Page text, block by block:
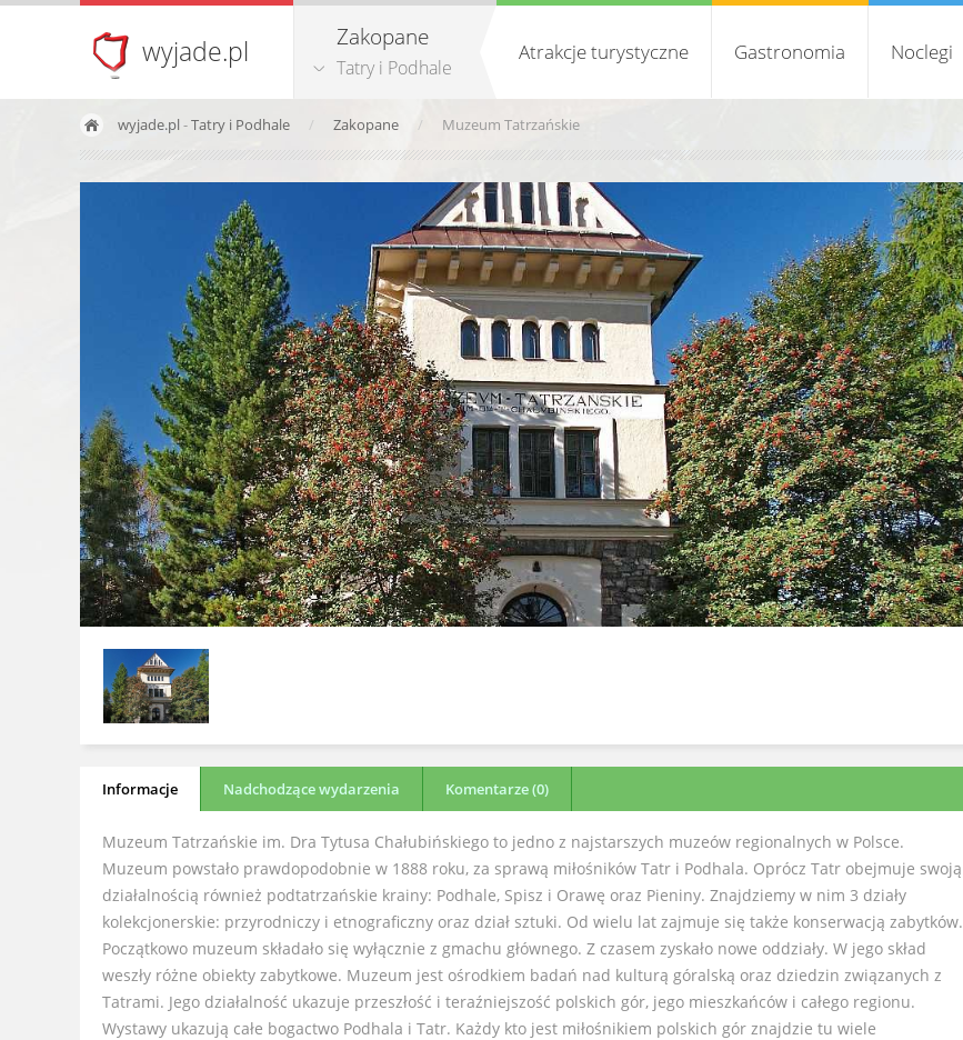
wyjade.pl Zakopane
Tatry i Podhale
Atrakcje turystyczne Gastronomia Noclegi
wyjade.pl-Tatry i Podhale Zakopane Muzeum Tatrzańskie
Informacje Nadchodzące wydarzenia Komentarze (0)
Muzeum Tatrzańskie im. Dra Tytusa Chałubińskiego to jedno z najstarszych muzeów regionalnych w Polsce.
Muzeum powstało prawdopodobnie w 1888 roku, za sprawą miłośników Tatr i Podhala. Oprócz Tatr obejmuje swoją
działalnością również podtatrzańskie krainy: Podhale, Spisz i Orawę oraz Pieniny. Znajdziemy w nim 3 działy
kolekcjonerskie: przyrodniczy i etnograficzny oraz dział sztuki. Od wielu lat zajmuje się także konserwacją zabytków.
Początkowo muzeum składało się wyłącznie z gmachu głównego. Z czasem zyskało nowe oddziały. W jego skład
weszły różne obiekty zabytkowe. Muzeum jest ośrodkiem badań nad kulturą góralską oraz dziedzin związanych z
Tatrami. Jego działalność ukazuje przeszłość i teraźniejszość polskich gór, jego mieszkańców i całego regionu.
Wystawy ukazują całe bogactwo Podhala i Tatr. Każdy kto jest miłośnikiem polskich gór znajdzie tu wiele